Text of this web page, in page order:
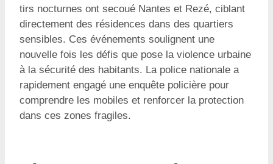
tirs nocturnes ont secoué Nantes et Rezé, ciblant
directement des résidences dans des quartiers
sensibles. Ces événements soulignent une
nouvelle fois les défis que pose la violence urbaine
à la sécurité des habitants. La police nationale a
rapidement engagé une enquête policière pour
comprendre les mobiles et renforcer la protection
dans ces zones fragiles.